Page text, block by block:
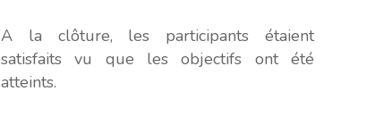
A la clôture, les participants étaient
satisfaits vu que les objectifs ont été
atteints.